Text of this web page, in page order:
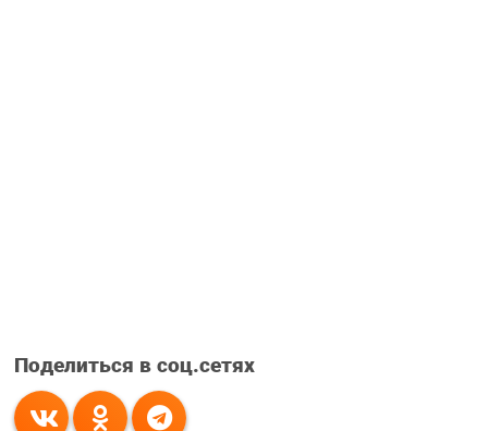
Поделиться в соц.сетях